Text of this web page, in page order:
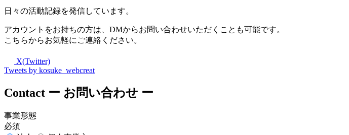
日々の活動記録を発信しています。
アカウントをお持ちの方は、DMからお問い合わせいただくことも可能です。
こちらからお気軽にご連絡ください。
X(Twitter)
Tweets by kosuke_webcreat
Contact ー お問い合わせ ー
事業形態
必須